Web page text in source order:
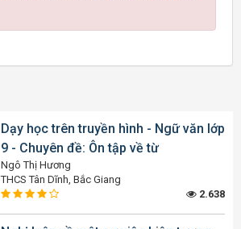
Dạy học trên truyền hình - Ngữ văn lớp
9 - Chuyên đề: Ôn tập về từ
Ngô Thị Hương
THCS Tân Dĩnh, Bắc Giang
2.638